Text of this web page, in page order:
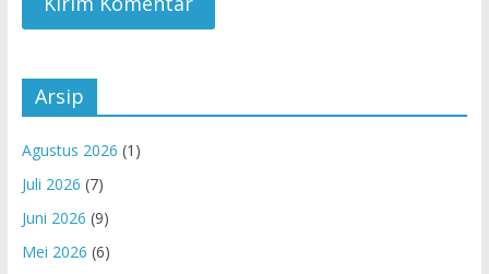
Arsip
Agustus 2026 (1)
Juli 2026 (7)
Juni 2026 (9)
Mei 2026 (6)